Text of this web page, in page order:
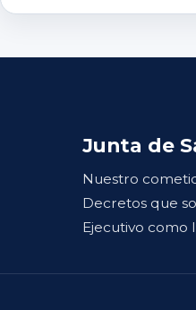
Junta de
Nuestro
Decretos que
Ejecutivo como